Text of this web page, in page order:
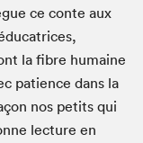
ce con­te aux
la fibre humaine
patience dans la
nos petits qui
lec­ture en